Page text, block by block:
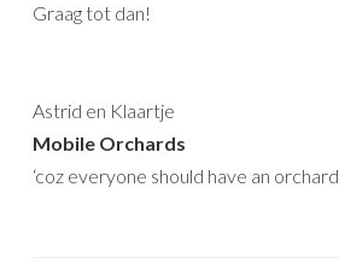
Graag tot dan!
Astrid en Klaartje
Mobile Orchards
‘coz everyone should have an orchard